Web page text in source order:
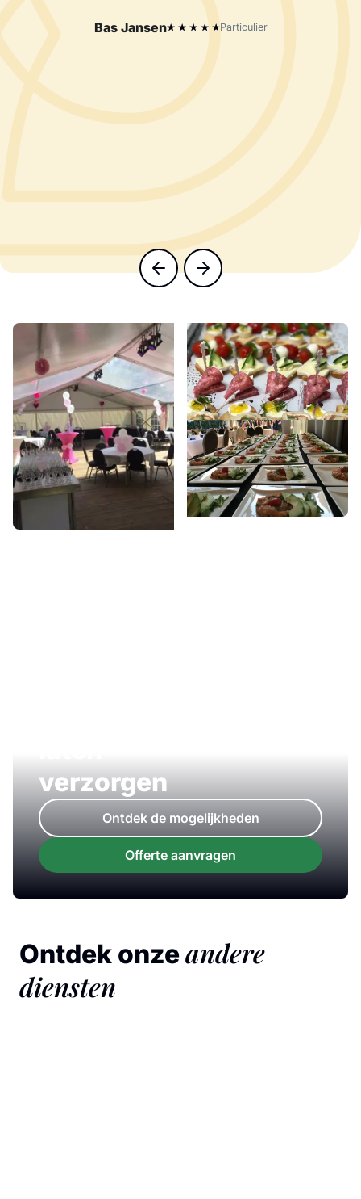
Bas Jansen★ ★ ★ ★ ★Particulier
verzorgen
Ontdek de mogelijkheden
Offerte aanvragen
Ontdek onzeandere
diensten